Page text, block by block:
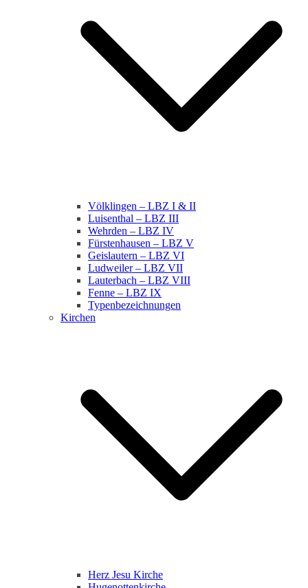
Völklingen – LBZ I & II
Luisenthal – LBZ III
Wehrden – LBZ IV
Fürstenhausen – LBZ V
Geislautern – LBZ VI
Ludweiler – LBZ VII
Lauterbach – LBZ VIII
Fenne – LBZ IX
Typenbezeichnungen
Kirchen
Herz Jesu Kirche